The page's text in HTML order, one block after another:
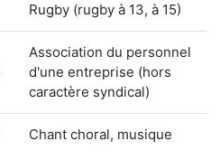
Rugby (rugby à 13, à 15)
Association du personnel
d'une entreprise (hors
caractère syndical)
Chant choral, musique